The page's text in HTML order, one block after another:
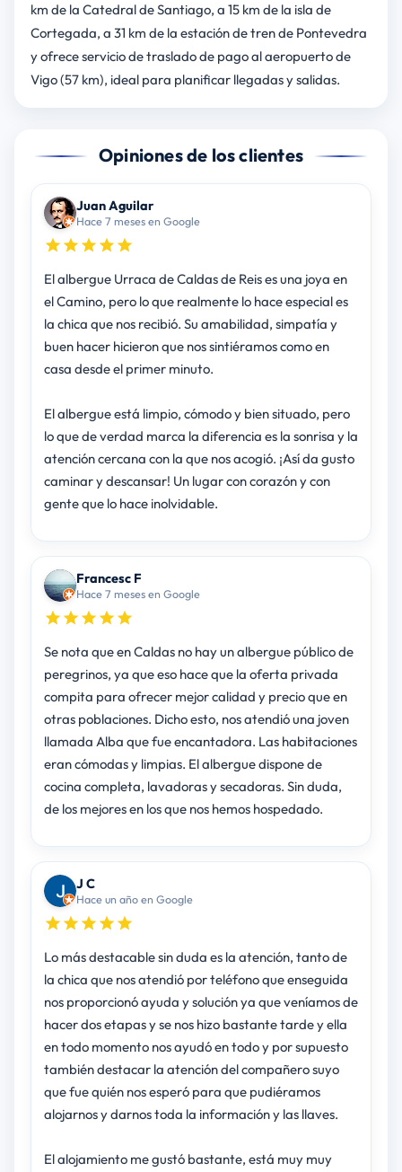
km de la Catedral de Santiago, a 15 km de la isla de
Cortegada, a 31 km de la estación de tren de Pontevedra
y ofrece servicio de traslado de pago al aeropuerto de
Vigo (57 km), ideal para planificar llegadas y salidas.
Opiniones de los clientes
Juan Aguilar
Hace 7 meses en Google
El albergue Urraca de Caldas de Reis es una joya en
el Camino, pero lo que realmente lo hace especial es
la chica que nos recibió. Su amabilidad, simpatía y
buen hacer hicieron que nos sintiéramos como en
casa desde el primer minuto.
El albergue está limpio, cómodo y bien situado, pero
lo que de verdad marca la diferencia es la sonrisa y la
atención cercana con la que nos acogió. ¡Así da gusto
caminar y descansar! Un lugar con corazón y con
gente que lo hace inolvidable.
Francesc F
Hace 7 meses en Google
Se nota que en Caldas no hay un albergue público de
peregrinos, ya que eso hace que la oferta privada
compita para ofrecer mejor calidad y precio que en
otras poblaciones. Dicho esto, nos atendió una joven
llamada Alba que fue encantadora. Las habitaciones
eran cómodas y limpias. El albergue dispone de
cocina completa, lavadoras y secadoras. Sin duda,
de los mejores en los que nos hemos hospedado.
J C
Hace un año en Google
Lo más destacable sin duda es la atención, tanto de
la chica que nos atendió por teléfono que enseguida
nos proporcionó ayuda y solución ya que veníamos de
hacer dos etapas y se nos hizo bastante tarde y ella
en todo momento nos ayudó en todo y por supuesto
también destacar la atención del compañero suyo
que fue quién nos esperó para que pudiéramos
alojarnos y darnos toda la información y las llaves.
El alojamiento me gustó bastante, está muy muy